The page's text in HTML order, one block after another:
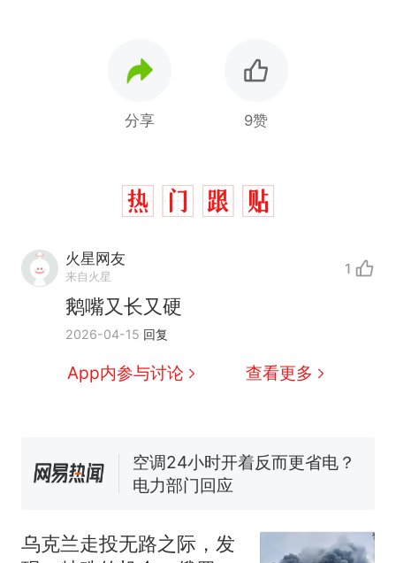
分享 9赞
火星网友
来自火星 1
鹅嘴又长又硬
2026-04-15 回复
App内参与讨论 查看更多
十多万人报名的考试，成绩
全部作废，公平么？
新 全球唯一没有法定首都的国
家，刚改国名，总统就邀请中
国大使骑行绕了几乎整个国境
线一圈，还曾两次到中国寻根
搬家报价570元，搬到楼下交
空调24小时开着反而更省电？
电力部门回应
试前13名均遭淘汰？教育局：
已叫停招聘，成立调查组全面
热
十多万人报名的考试，成绩
乌克兰走投无路之际，发